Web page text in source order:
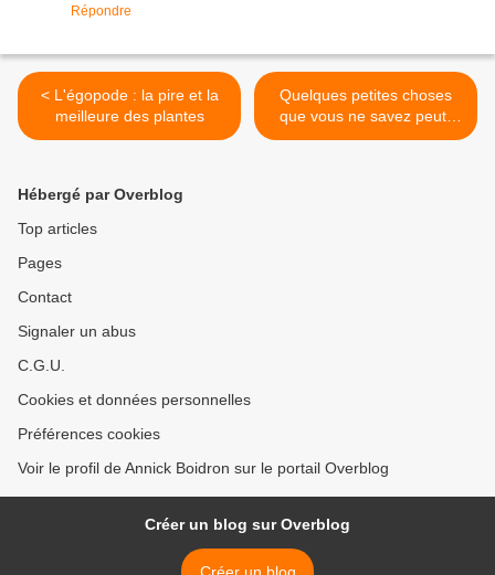
Répondre
< L'égopode : la pire et la
meilleure des plantes
Quelques petites choses
que vous ne savez peut-
être pas sur le pissenlit >
Hébergé par Overblog
Top articles
Pages
Contact
Signaler un abus
C.G.U.
Cookies et données personnelles
Préférences cookies
Voir le profil de Annick Boidron sur le portail Overblog
Créer un blog sur Overblog